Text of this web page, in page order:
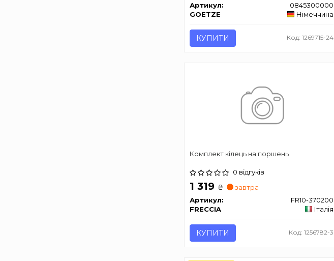
Артикул:
0845300000
GOETZE
Німеччина
КУПИТИ Код: 1269715-24
Комплект кілець на поршень
0 відгуків
1 319 ₴
завтра
Артикул:
FR10-370200
FRECCIA
Італія
КУПИТИ Код: 1256782-3